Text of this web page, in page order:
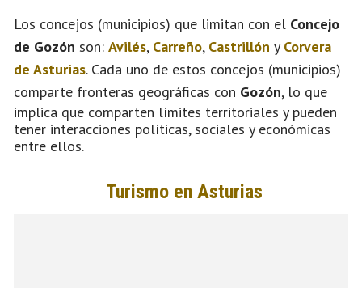
Los concejos (municipios) que limitan con el Concejo
de Gozón son: Avilés, Carreño, Castrillón y Corvera
de Asturias. Cada uno de estos concejos (municipios)
comparte fronteras geográficas con Gozón, lo que
implica que comparten límites territoriales y pueden
tener interacciones políticas, sociales y económicas
entre ellos.